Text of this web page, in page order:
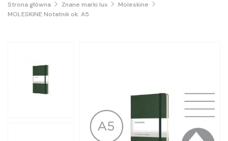
Strona główna Znane marki lux
Moleskine
MOLESKINE Notatnik ok. A5